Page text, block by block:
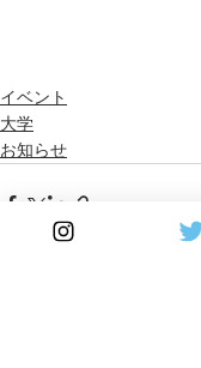
イベント
大学
お知らせ